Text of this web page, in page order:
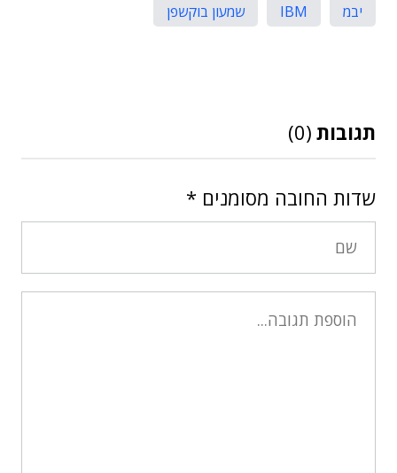
יבמ IBM שמעון בוקשפן
תגובות (0)
שדות החובה מסומנים *